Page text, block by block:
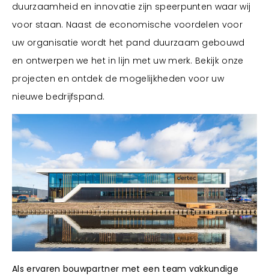
Bekijk projecten
Bekijk projecten
Bekijk projecten
duurzaamheid en innovatie zijn speerpunten waar wij
voor staan. Naast de economische voordelen voor
uw organisatie wordt het pand duurzaam gebouwd
en ontwerpen we het in lijn met uw merk. Bekijk onze
projecten en ontdek de mogelijkheden voor uw
nieuwe bedrijfspand.
Als ervaren bouwpartner met een team vakkundige